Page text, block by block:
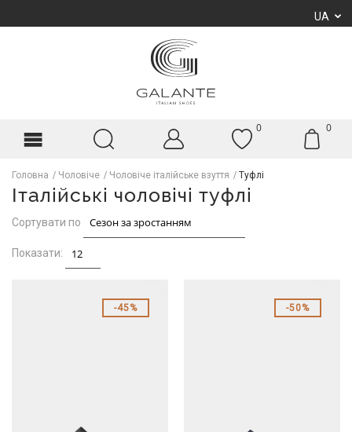
UA
0 0
Головна Чоловіче Чоловіче італійське взуття Туфлі
Італійські чоловічі туфлі
Сортувати по
Показати:
45% 50%